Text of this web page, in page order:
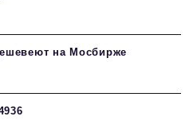
на Мосбирже